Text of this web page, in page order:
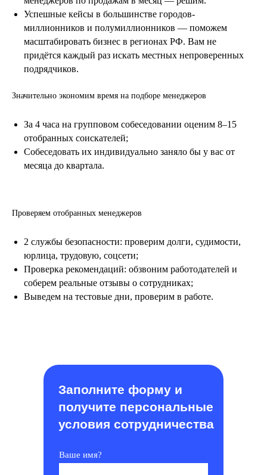
Успешные кейсы в большинстве городов-
миллионников и полумиллионников — поможем
масштабировать бизнес в регионах РФ. Вам не
придётся каждый раз искать местных непроверенных
подрядчиков.
Значительно экономим время на подборе менеджеров
За 4 часа на групповом собеседовании оценим 8–15
отобранных соискателей;
Собеседовать их индивидуально заняло бы у вас от
месяца до квартала.
Проверяем отобранных менеджеров
2 службы безопасности: проверим долги, судимости,
юрлица, трудовую, соцсети;
Проверка рекомендаций: обзвоним работодателей и
соберем реальные отзывы о сотрудниках;
Выведем на тестовые дни, проверим в работе.
Заполните форму и
получите персональные
условия сотрудничества
Ваше имя?